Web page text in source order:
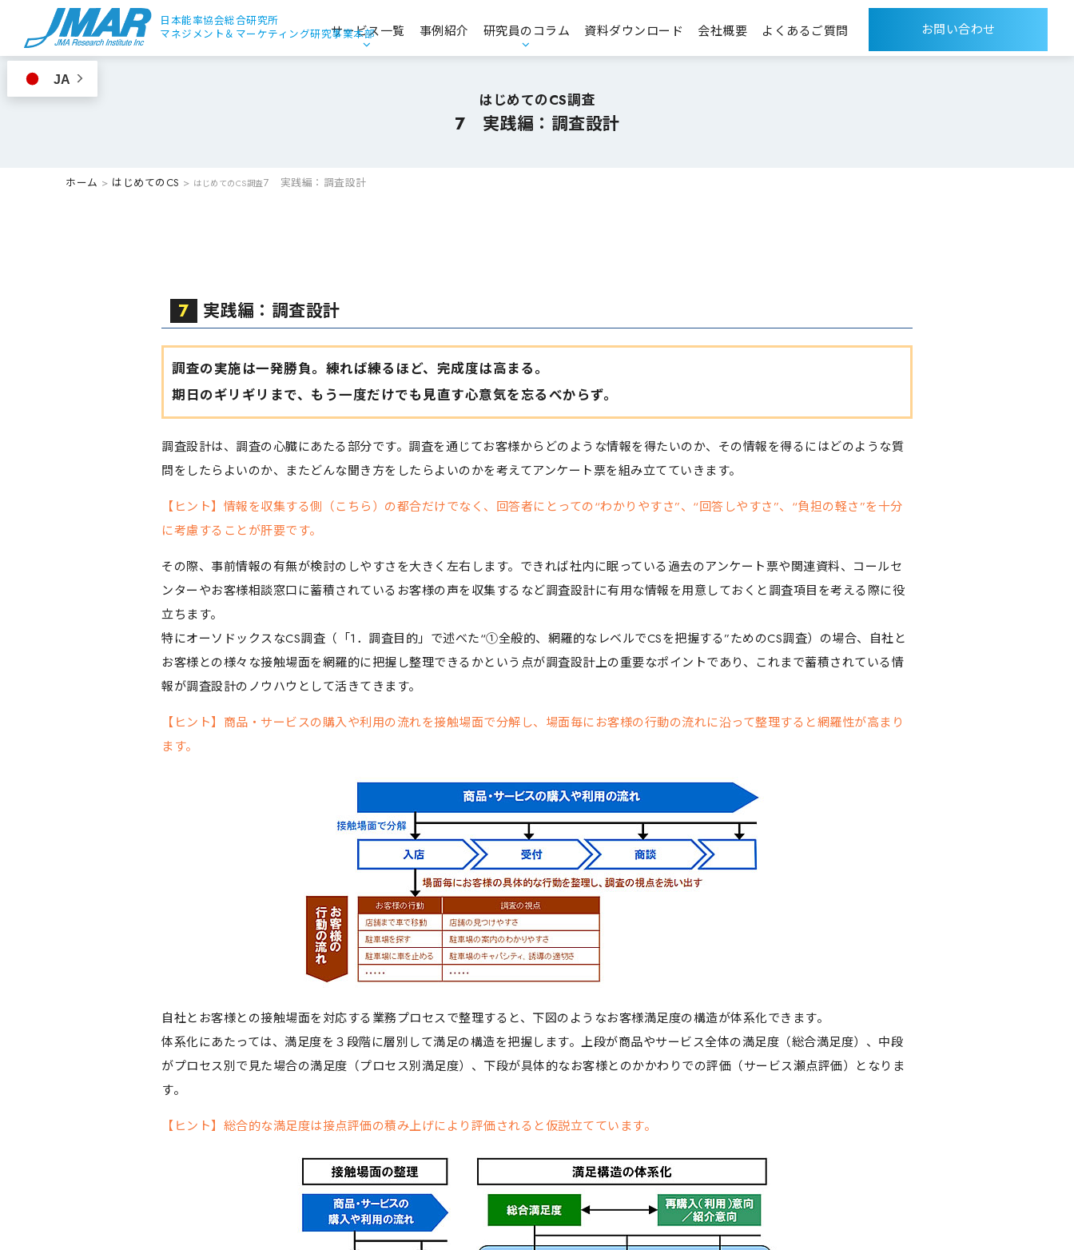
日本能率協会総合研究所
マネジメント＆ マーケティング研究事業本部
サービス一覧
コンプライアンス・CSR・ガバナンス
CS・CX推進／顧客価値創造
事例紹介 研究員のコラム 資料ダウンロード 会社概要 よくあるご質問 お問い合わせ
はじめてのCS調査
7 実践編：調査設計
ホーム > はじめてのCS > はじめてのCS調査7 実践編：調査設計
7 実践編：調査設計
調査の実施は一発勝負。練れば練るほど、完成度は高まる。
期日のギリギリまで、もう一度だけでも見直す心意気を忘るべからず。
調査設計は、調査の心臓にあたる部分です。調査を通じてお客様からどのような情報を得たいのか、その情報を得るにはどのような質
問をしたらよいのか、またどんな聞き方をしたらよいのかを考えてアンケート票を組み立てていきます。
【ヒント】情報を収集する側（こちら）の都合だけでなく、回答者にとっての“わかりやすさ”、“回答しやすさ”、“負担の軽さ”を十分
に考慮することが肝要です。
その際、事前情報の有無が検討のしやすさを大きく左右します。できれば社内に眠っている過去のアンケート票や関連資料、コールセ
ンターやお客様相談窓口に蓄積されているお客様の声を収集するなど調査設計に有用な情報を用意しておくと調査項目を考える際に役
立ちます。
特にオーソドックスなCS調査（「1．調査目的」で述べた“①全般的、網羅的なレベルでCSを把握する”ためのCS調査）の場合、自社と
お客様との様々な接触場面を網羅的に把握し整理できるかという点が調査設計上の重要なポイントであり、これまで蓄積されている情
報が調査設計のノウハウとして活きてきます。
【ヒント】商品・サービスの購入や利用の流れを接触場面で分解し、場面毎にお客様の行動の流れに沿って整理すると網羅性が高まり
ます。
自社とお客様との接触場面を対応する業務プロセスで整理すると、下図のようなお客様満足度の構造が体系化できます。
体系化にあたっては、満足度を３段階に層別して満足の構造を把握します。上段が商品やサービス全体の満足度（総合満足度）、中段
がプロセス別で見た場合の満足度（プロセス別満足度）、下段が具体的なお客様とのかかわりでの評価（サービス瀬点評価）となりま
す。
【ヒント】総合的な満足度は接点評価の積み上げにより評価されると仮説立てています。
JA